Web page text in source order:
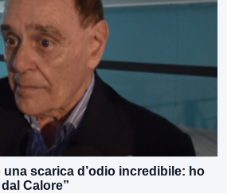
una scarica d’odio incredibile: ho
Calore”